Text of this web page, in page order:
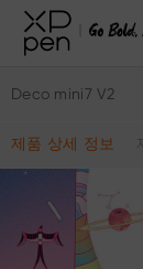
Deco mini7 V2
제품 상세 정보